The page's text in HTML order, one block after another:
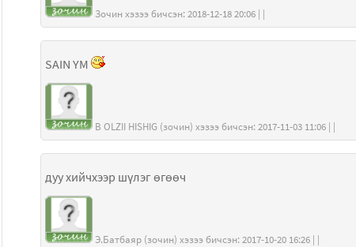
Зочин хэзээ бичсэн: 2018-12-18 20:06 | |
SAIN YM
B OLZII HISHIG (зочин) хэзээ бичсэн: 2017-11-03 11:06 | |
дуу хийчхээр шүлэг өгөөч
Э.Батбаяр (зочин) хэзээ бичсэн: 2017-10-20 16:26 | |